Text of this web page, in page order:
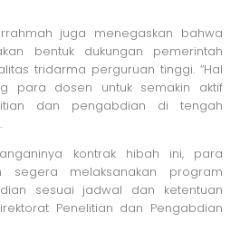
juga menegaskan bahwa
bentuk dukungan pemerintah
tridarma perguruan tinggi. “Hal
para dosen untuk semakin aktif
dan pengabdian di tengah
kontrak hibah ini, para
segera melaksanakan program
sesuai jadwal dan ketentuan
Penelitian dan Pengabdian